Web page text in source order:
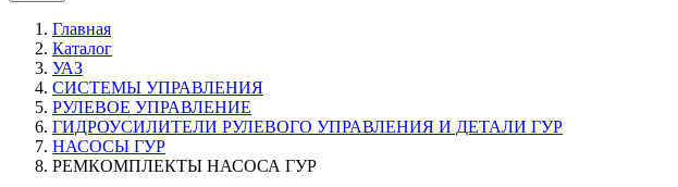
Главная
Каталог
УАЗ
СИСТЕМЫ УПРАВЛЕНИЯ
РУЛЕВОЕ УПРАВЛЕНИЕ
ГИДРОУСИЛИТЕЛИ РУЛЕВОГО УПРАВЛЕНИЯ И ДЕТАЛИ ГУР
НАСОСЫ ГУР
РЕМКОМПЛЕКТЫ НАСОСА ГУР